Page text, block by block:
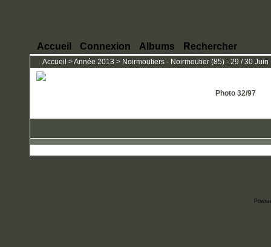
Accueil Connexion Albums Rechercher
Accueil >Année 2013 > Noirmoutiers - Noirmoutier (85) - 29 / 30 Juin
Photo 32/97